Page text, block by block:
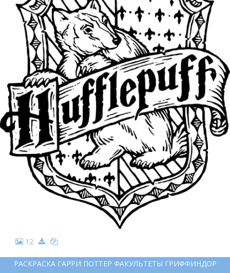
12
РАСКРАСКА ГАРРИ ПОТТЕР ФАКУЛЬТЕТЫ ГРИФФИНДОР